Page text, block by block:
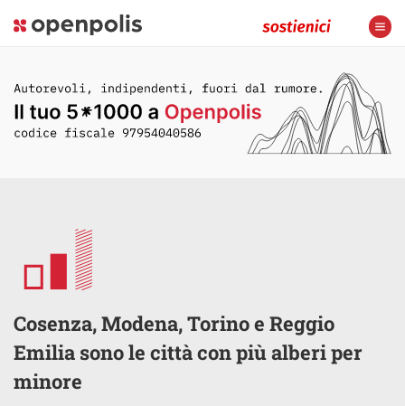
Cosenza, Modena, Torino e Reggio
Emilia sono le città con più alberi per
minore